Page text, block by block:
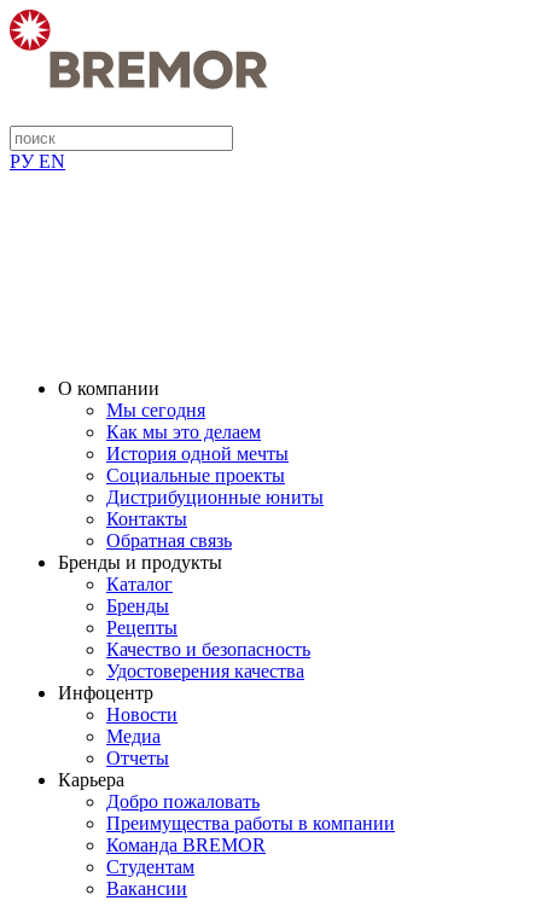
РУ EN
О компании
Мы сегодня
Как мы это делаем
История одной мечты
Социальные проекты
Дистрибуционные юниты
Контакты
Обратная связь
Бренды и продукты
Каталог
Бренды
Рецепты
Качество и безопасность
Удостоверения качества
Инфоцентр
Новости
Медиа
Отчеты
Карьера
Добро пожаловать
Преимущества работы в компании
Команда BREMOR
Студентам
Вакансии